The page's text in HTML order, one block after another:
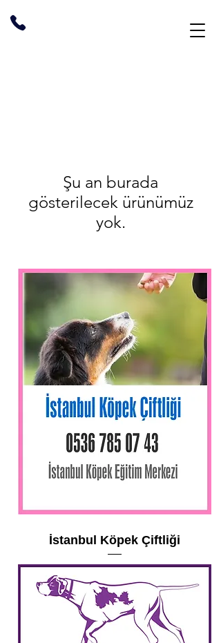
Şu an burada
gösterilecek ürünümüz
yok.
İstanbul Köpek Çiftliği